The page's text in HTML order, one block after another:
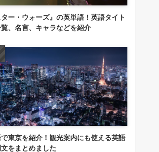
ター・ウォーズ』の英単語！英語タイト
、名言、キャラなどを紹介
東京を紹介！観光案内にも使える英語
をまとめました